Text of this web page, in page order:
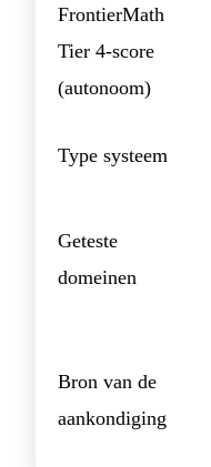
FrontierMath
Tier 4-score
(autonoom)
Type systeem
Geteste
domeinen
Bron van de
aankondiging